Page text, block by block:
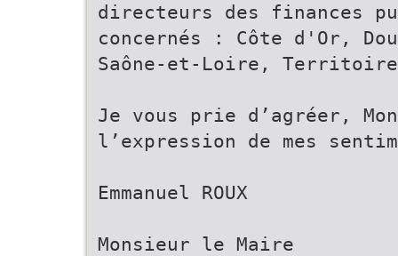
directeurs des finances
concernés : Côte d'Or,
Saône-et-Loire,
Je vous prie d’agréer,
l’expression de mes
Emmanuel ROUX
Monsieur le Maire